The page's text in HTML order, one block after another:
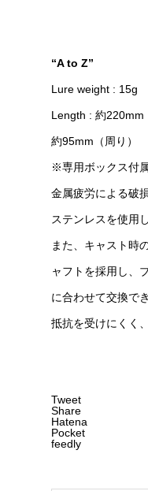
“A to Z”
Lure weight : 15g
Length : 約220mm
約95mm（周り）
※専用ボックス付
金属疲労による破
ステンレスを使用
また、キャスト時
ャフトを採用し、
に合わせて交換で
抵抗を受けにくく
Tweet
Share
Hatena
Pocket
feedly